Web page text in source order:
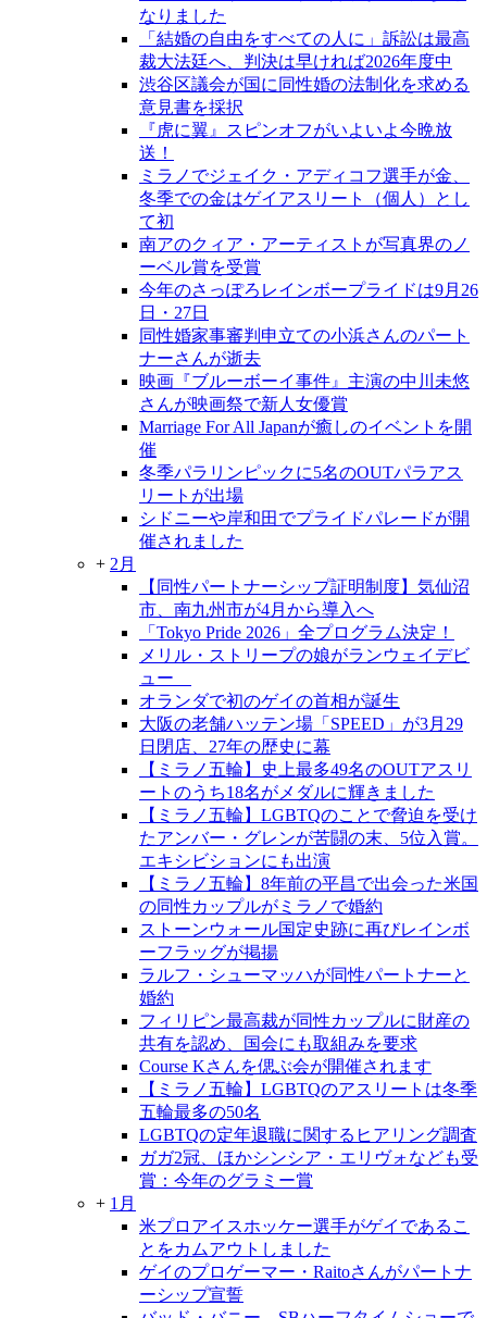
なりました
「結婚の自由をすべての人に」訴訟は最高
裁大法廷へ、判決は早ければ2026年度中
渋谷区議会が国に同性婚の法制化を求める
意見書を採択
『虎に翼』スピンオフがいよいよ今晩放
送！
ミラノでジェイク・アディコフ選手が金、
冬季での金はゲイアスリート（個人）とし
て初
南アのクィア・アーティストが写真界のノ
ーベル賞を受賞
今年のさっぽろレインボープライドは9月26
日・27日
同性婚家事審判申立ての小浜さんのパート
ナーさんが逝去
映画『ブルーボーイ事件』主演の中川未悠
さんが映画祭で新人女優賞
Marriage For All Japanが癒しのイベントを開
催
冬季パラリンピックに5名のOUTパラアス
リートが出場
シドニーや岸和田でプライドパレードが開
催されました
+ 2月
【同性パートナーシップ証明制度】気仙沼
市、南九州市が4月から導入へ
「Tokyo Pride 2026」全プログラム決定！
メリル・ストリープの娘がランウェイデビ
ュー
オランダで初のゲイの首相が誕生
大阪の老舗ハッテン場「SPEED」が3月29
日閉店、27年の歴史に幕
【ミラノ五輪】史上最多49名のOUTアスリ
ートのうち18名がメダルに輝きました
【ミラノ五輪】LGBTQのことで脅迫を受け
たアンバー・グレンが苦闘の末、5位入賞。
エキシビションにも出演
【ミラノ五輪】8年前の平昌で出会った米国
の同性カップルがミラノで婚約
ストーンウォール国定史跡に再びレインボ
ーフラッグが掲揚
ラルフ・シューマッハが同性パートナーと
婚約
フィリピン最高裁が同性カップルに財産の
共有を認め、国会にも取組みを要求
Course Kさんを偲ぶ会が開催されます
【ミラノ五輪】LGBTQのアスリートは冬季
五輪最多の50名
LGBTQの定年退職に関するヒアリング調査
ガガ2冠、ほかシンシア・エリヴォなども受
賞：今年のグラミー賞
+ 1月
米プロアイスホッケー選手がゲイであるこ
とをカムアウトしました
ゲイのプロゲーマー・Raitoさんがパートナ
ーシップ宣誓